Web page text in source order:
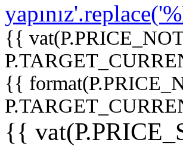
{{
{{
{{